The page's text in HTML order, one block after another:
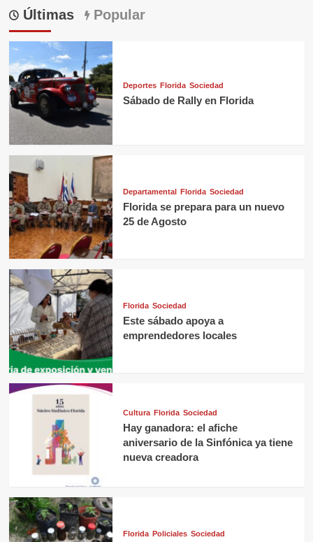
Últimas Popular
Deportes Florida Sociedad
Sábado de Rally en Florida
Departamental Florida Sociedad
Florida se prepara para un nuevo
25 de Agosto
Florida Sociedad
Este sábado apoya a
emprendedores locales
Cultura Florida Sociedad
Hay ganadora: el afiche
aniversario de la Sinfónica ya tiene
nueva creadora
Florida Policiales Sociedad